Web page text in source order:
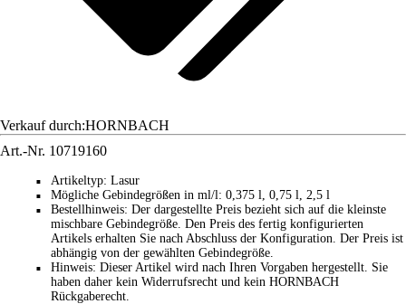
Verkauf durch:HORNBACH
Art.-Nr. 10719160
■ Artikeltyp: Lasur
■ Mögliche Gebindegrößen in ml/l: 0,375 l, 0,75 l, 2,5 l
■ Bestellhinweis: Der dargestellte Preis bezieht sich auf die kleinste
mischbare Gebindegröße. Den Preis des fertig konfigurierten
Artikels erhalten Sie nach Abschluss der Konfiguration. Der Preis ist
abhängig von der gewählten Gebindegröße.
■ Hinweis: Dieser Artikel wird nach Ihren Vorgaben hergestellt. Sie
haben daher kein Widerrufsrecht und kein HORNBACH
Rückgaberecht.